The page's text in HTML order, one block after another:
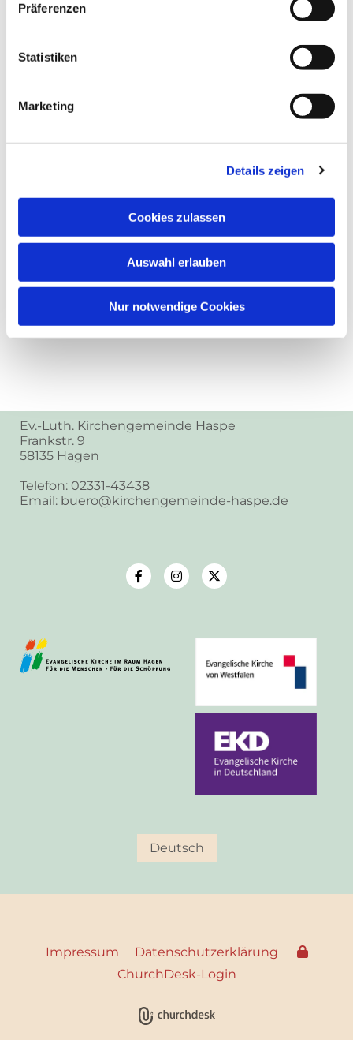
Präferenzen
Statistiken
Marketing
Details zeigen
Cookies zulassen
Auswahl erlauben
Nur notwendige Cookies
Ev.-Luth. Kirchengemeinde Haspe
Frankstr. 9
58135 Hagen
Telefon: 02331-43438
Email: buero@kirchengemeinde-haspe.de
Deutsch
Impressum
Datenschutzerklärung
ChurchDesk-Login